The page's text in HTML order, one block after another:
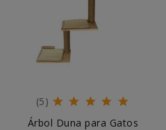
(5)
Árbol Duna para Gatos